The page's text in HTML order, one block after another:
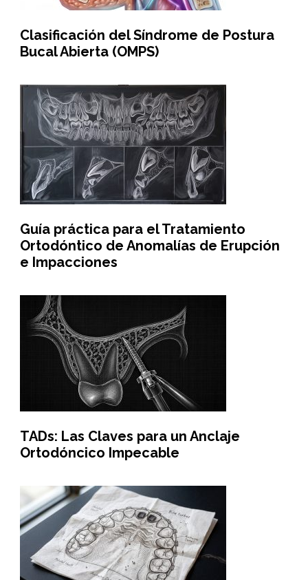
Clasificación del Síndrome de Postura
Bucal Abierta (OMPS)
Guía práctica para el Tratamiento
Ortodóntico de Anomalías de Erupción
e Impacciones
TADs: Las Claves para un Anclaje
Ortodóncico Impecable